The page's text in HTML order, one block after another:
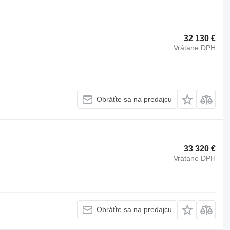
32 130 €
Vrátane DPH
Obráťte sa na predajcu
33 320 €
Vrátane DPH
Obráťte sa na predajcu